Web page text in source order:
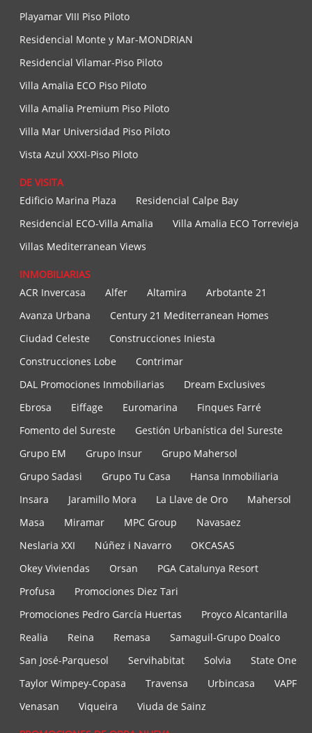
Playamar VIII Piso Piloto
Residencial Monte y Mar-MONDRIAN
Residencial Vilamar-Piso Piloto
Villa Amalia ECO Piso Piloto
Villa Amalia Premium Piso Piloto
Villa Mar Universidad Piso Piloto
Vista Azul XXXI-Piso Piloto
DE VISITA
Edificio Marina Plaza
Residencial Calpe Bay
Residencial ECO-Villa Amalia
Villa Amalia ECO Torrevieja
Villas Mediterranean Views
INMOBILIARIAS
ACR Invercasa
Alfer Altamira
Arbotante 21
Avanza Urbana
Century 21 Mediterranean Homes
Ciudad Celeste
Construcciones Iniesta
Construcciones Lobe
Contrimar
DAL Promociones Inmobiliarias
Dream Exclusives
Ebrosa
Eiffage Euromarina
Finques Farré
Fomento del Sureste
Gestión Urbanística del Sureste
Grupo EM
Grupo Insur
Grupo Mahersol
Grupo Sadasi
Grupo Tu Casa
Hansa Inmobiliaria
Insara
Jaramillo Mora La Llave de Oro
Mahersol
Masa
Miramar MPC Group
Navasaez
Neslaria XXI
Núñez i Navarro
OKCASAS
Okey Viviendas
Orsan
PGA Catalunya Resort
Profusa
Promociones Diez Tari
Promociones Pedro García Huertas
Proyco Alcantarilla
Realia
Reina Remasa
Samaguil-Grupo Doalco
San José-Parquesol
Servihabitat Solvia
State One
Taylor Wimpey-Copasa
Travensa Urbincasa
VAPF
Venasan
Viqueira Viuda de Sainz